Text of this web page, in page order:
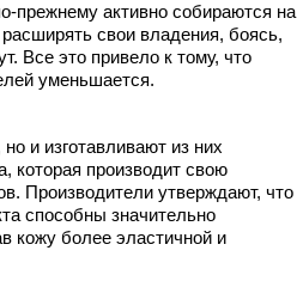
прежнему активно собираются на
свои владения, боясь,
Все это привело к тому, что
уменьшается.
и изготавливают из них
которая производит свою
Производители утверждают, что
способны значительно
более эластичной и